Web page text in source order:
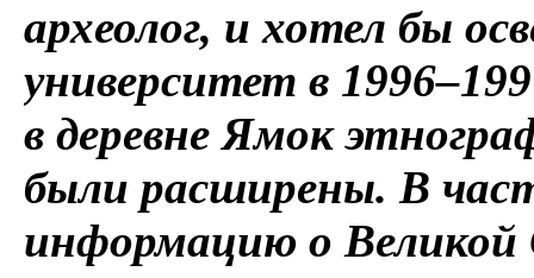
археолог, и хотел бы
университет в
в деревне Ямок
были расширены. В
информацию о Великой